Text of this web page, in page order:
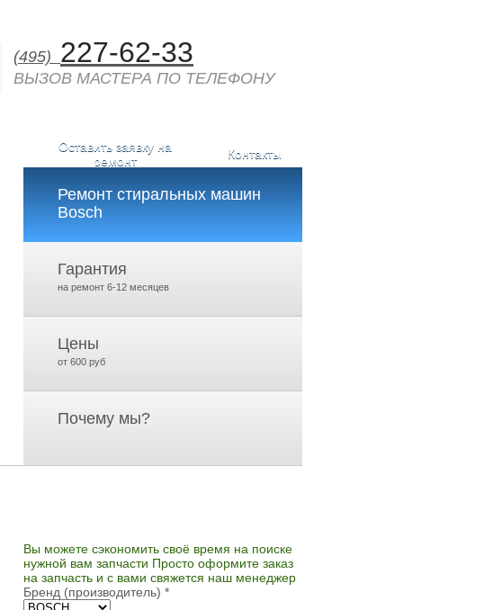
(495) 227-62-33
ВЫЗОВ МАСТЕРА ПО ТЕЛЕФОНУ
Оставить заявку на
ремонт
Контакты
Ремонт стиральных машин
Bosch
Гарантия
на ремонт 6-12 месяцев
Цены
от 600 руб
Почему мы?
Вы можете сэкономить своё время на поиске
нужной вам запчасти Просто оформите заказ
на запчасть и с вами свяжется наш менеджер
Бренд (производитель) *